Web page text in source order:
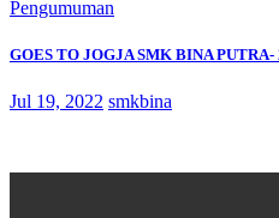
Pengumuman
GOES TO JOGJA SMK BINA PUTRA-
Jul 19, 2022 smkbina